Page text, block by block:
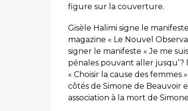
figure sur la couverture.
Gisèle Halimi signe le
magazine « Le Nouvel
signer le manifeste « Je me
pénales pouvant aller jusqu’?
« Choisir la cause des
côtés de Simone de Beauvoir
association à la mort de